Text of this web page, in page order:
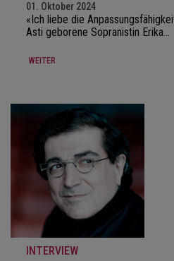
01. Oktober 2024
«Ich liebe die
Asti geborene Sopranistin Erika…
WEITER
INTERVIEW